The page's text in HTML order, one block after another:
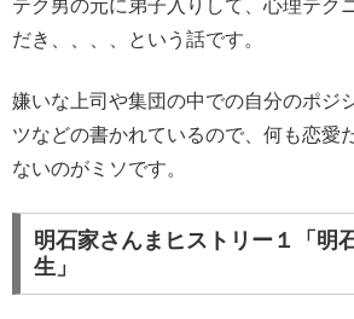
テク男の元に弟子入りして、心理テク
だき、、、、という話です。
嫌いな上司や集団の中での自分のポジ
ツなどの書かれているので、何も恋愛
ないのがミソです。
明石家さんまヒストリー１「明
生」